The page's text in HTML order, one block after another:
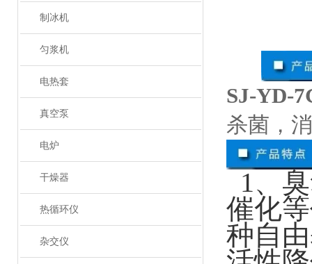
制冰机
匀浆机
电热套
真空泵
电炉
干燥器
热循环仪
杂交仪
SJ-YD-
杀菌，
1、
催化
种自